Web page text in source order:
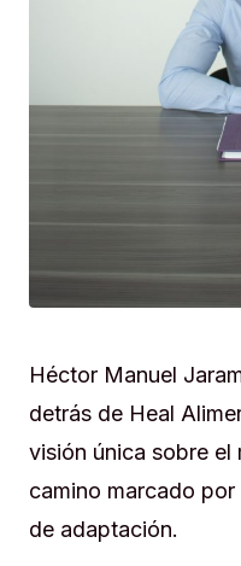
Héctor Manuel
detrás de Heal
visión única sobre el
camino marcado
de adaptación.